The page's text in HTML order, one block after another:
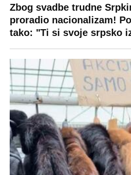
Zbog svadbe trudne
proradio nacionalizam!
tako: "Ti si svoje srpsko